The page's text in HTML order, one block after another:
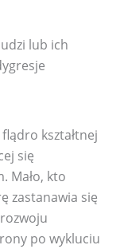
kształtnej
się
Mało, kto
zastanawia się
po wykluciu